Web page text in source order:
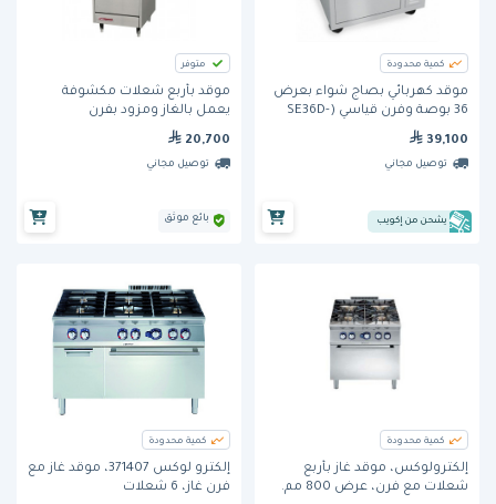
كمية محدودة
موقد كهربائي بصاج شواء بعرض
36 بوصة وفرن قياسي (SE36D-
39,100
توصيل مجاني
يشحن من إكويب
متوفر
موقد بأربع شعلات مكشوفة
يعمل بالغاز ومزود بفرن
20,700
توصيل مجاني
بائع موثق
كمية محدودة
إلكترولوكس، موقد غاز بأربع
شعلات مع فرن، عرض 800 مم.
كمية محدودة
إلكترو لوكس 371407، موقد غاز مع
فرن غاز، 6 شعلات